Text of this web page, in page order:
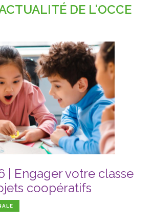
DE L'OCCE
| Engager votre classe
coopératifs